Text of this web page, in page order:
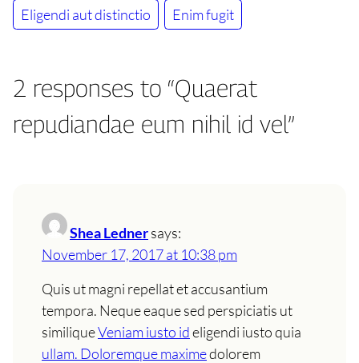
Eligendi aut distinctio Enim fugit
2 responses to “Quaerat
repudiandae eum nihil id vel”
Shea Lednersays:
November 17, 2017 at 10:38 pm
Quis ut magni repellat et accusantium
tempora. Neque eaque sed perspiciatis ut
similiqueVeniam iusto ideligendi iusto quia
ullam. Doloremque maximedolorem